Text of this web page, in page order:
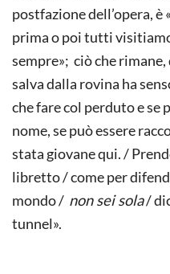
postfazione dell’opera,
prima o poi tutti
sempre»; ciò che
salva dalla rovina ha
che fare col perduto e se
nome, se può essere
stata giovane qui. /
libretto / come per
mondo / non sei sola/
tunnel».